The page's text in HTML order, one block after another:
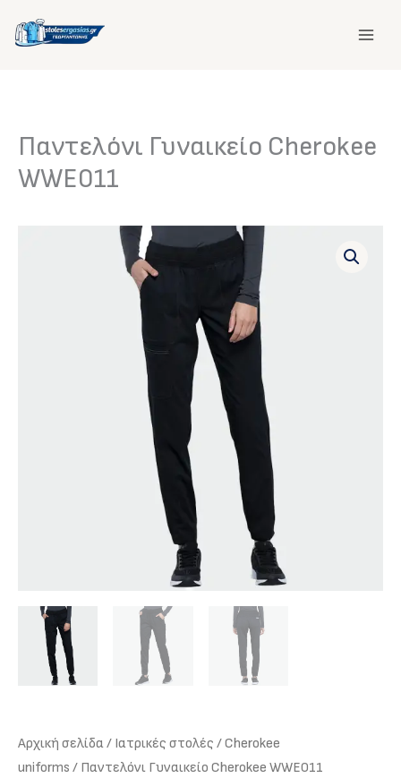
στο
Παντελόνι Γυναικείο Cherokee
WWE011
Αρχική σελίδα/ Iατρικές στολές /Cherokee
uniforms / Παντελόνι Γυναικείο Cherokee WWE011